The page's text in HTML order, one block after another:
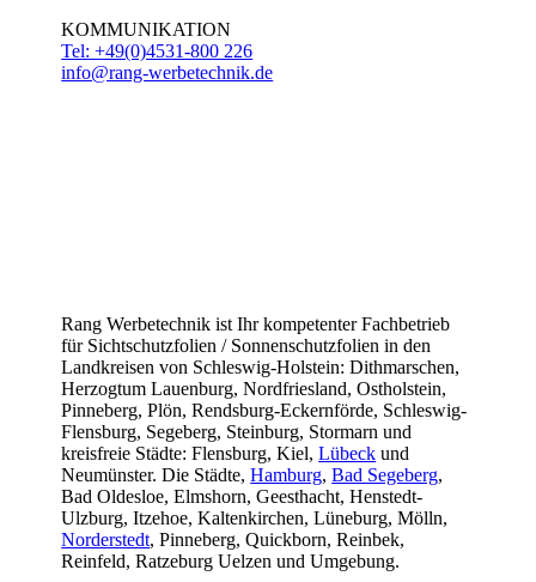
KOMMUNIKATION
Tel: +49(0)4531-800 226
info@rang-werbetechnik.de
Rang Werbetechnik ist Ihr kompetenter Fachbetrieb
für Sichtschutzfolien / Sonnenschutzfolien in den
Landkreisen von Schleswig-Holstein: Dithmarschen,
Herzogtum Lauenburg, Nordfriesland, Ostholstein,
Pinneberg, Plön, Rendsburg-Eckernförde, Schleswig-
Flensburg, Segeberg, Steinburg, Stormarn und
kreisfreie Städte: Flensburg, Kiel,Lübeck und
Neumünster. Die Städte,Hamburg,Bad Segeberg,
Bad Oldesloe, Elmshorn, Geesthacht, Henstedt-
Ulzburg, Itzehoe, Kaltenkirchen, Lüneburg, Mölln,
Norderstedt, Pinneberg, Quickborn, Reinbek,
Reinfeld, Ratzeburg Uelzen und Umgebung.